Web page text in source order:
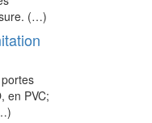
(…)
en PVC;